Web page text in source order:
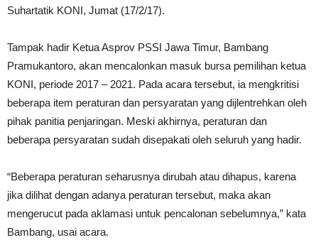
Suhartatik KONI, Jumat (17/2/17).
Tampak hadir Ketua Asprov PSSI Jawa Timur, Bambang
Pramukantoro, akan mencalonkan masuk bursa pemilihan ketua
KONI, periode 2017 – 2021. Pada acara tersebut, ia mengkritisi
beberapa item peraturan dan persyaratan yang dijlentrehkan oleh
pihak panitia penjaringan. Meski akhirnya, peraturan dan
beberapa persyaratan sudah disepakati oleh seluruh yang hadir.
“Beberapa peraturan seharusnya dirubah atau dihapus, karena
jika dilihat dengan adanya peraturan tersebut, maka akan
mengerucut pada aklamasi untuk pencalonan sebelumnya,” kata
Bambang, usai acara.